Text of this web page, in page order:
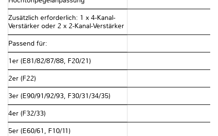
Zusätzlich erforderlich: 1 x 4-Kanal-
Verstärker oder 2 x 2-Kanal-Verstärker
Passend für:
1er (E81/82/87/88, F20/21)
2er (F22)
3er (E90/91/92/93, F30/31/34/35)
4er (F32/33)
5er (E60/61, F10/11)